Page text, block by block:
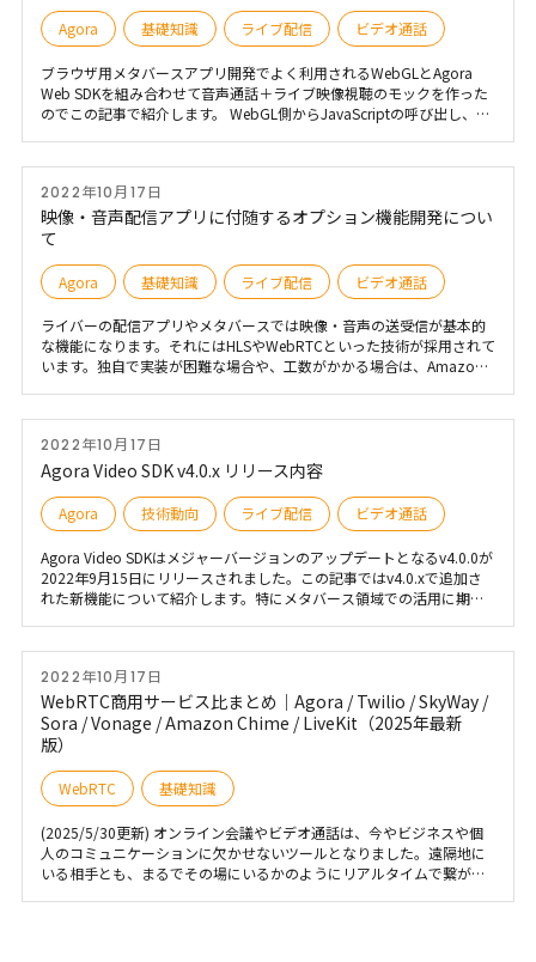
ついて、cluster ソフトウェアエンジニア 倉井龍太郎氏にお話を伺いま
した。
Agora 基礎知識 ライブ配信 ビデオ通話
ブラウザ用メタバースアプリ開発でよく利用されるWebGLとAgora
Web SDKを組み合わせて音声通話＋ライブ映像視聴のモックを作った
のでこの記事で紹介します。 WebGL側からJavaScriptの呼び出し、
2022年10月17日
映像・音声配信アプリに付随するオプション機能開発につい
て
Agora 基礎知識 ライブ配信 ビデオ通話
ライバーの配信アプリやメタバースでは映像・音声の送受信が基本的
な機能になります。それにはHLSやWebRTCといった技術が採用されて
います。独自で実装が困難な場合や、工数がかかる場合は、Amazon
インとなる映像・音声の送受信に着目されがちですが、サービスの差
別化や特徴を考えた際、オプションとなる機能についても考察する必
活用できるSDK等を紹介します。
2022年10月17日
Agora Video SDK v4.0.x リリース内容
Agora 技術動向 ライブ配信 ビデオ通話
Agora Video SDKはメジャーバージョンのアップデートとなるv4.0.0が
2022年9月15日にリリースされました。この記事ではv4.0.xで追加さ
れた新機能について紹介します。特にメタバース領域での活用に期待
2022年10月17日
WebRTC商用サービス比まとめ｜Agora / Twilio / SkyWay /
Sora / Vonage / Amazon Chime / LiveKit（2025年最新
版）
WebRTC 基礎知識
(2025/5/30更新) オンライン会議やビデオ通話は、今やビジネスや個
人のコミュニケーションに欠かせないツールとなりました。遠隔地に
いる相手とも、まるでその場にいるかのようにリアルタイムで繋がれ